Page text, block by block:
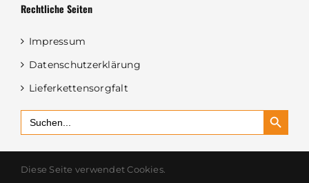
Rechtliche Seiten
Impressum
Datenschutzerklärung
Lieferkettensorgfalt
Search
for:
Search Button
Diese Seite verwendet Cookies.